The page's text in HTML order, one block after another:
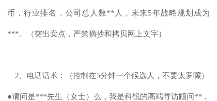
币，行业排名，公司总人数**人，未来5年战略规划成为
***。（突出卖点，严禁摘抄和拷贝网上文字）
2、电话话术：（控制在5分钟一个候选人，不要太罗嗦）
●请问是***先生（女士）么，我是科锐的高端寻访顾问**，